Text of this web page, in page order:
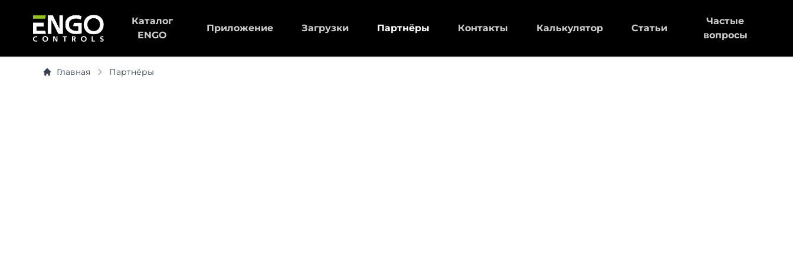
Каталог
ENGO
Приложение Загрузки Партнёры Контакты Калькулятор Статьи
Частые
вопросы
Главная Партнёры